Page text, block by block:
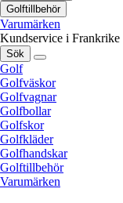
Golftillbehör
Varumärken
Kundservice i Frankrike
Sök
Golf
Golfväskor
Golfvagnar
Golfbollar
Golfskor
Golfkläder
Golfhandskar
Golftillbehör
Varumärken